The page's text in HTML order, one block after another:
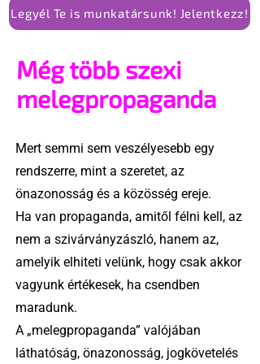
Legyél Te is munkatársunk! Jelentkezz!
Még több szexi
melegpropaganda
Mert semmi sem veszélyesebb egy
rendszerre, mint a szeretet, az
önazonosság és a közösség ereje.
Ha van propaganda, amitől félni kell, az
nem a szivárványzászló, hanem az,
amelyik elhiteti velünk, hogy csak akkor
vagyunk értékesek, ha csendben
maradunk.
A „melegpropaganda” valójában
láthatóság, önazonosság, jogkövetelés